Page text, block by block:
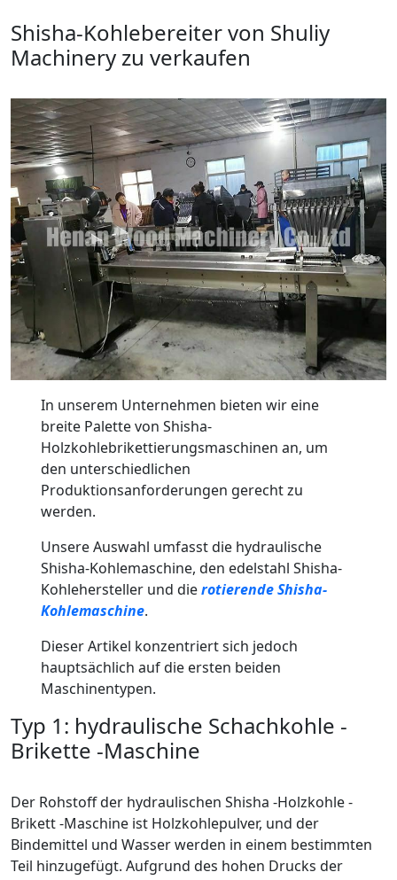
Shisha-Kohlebereiter von Shuliy
Machinery zu verkaufen
In unserem Unternehmen bieten wir eine
breite Palette von Shisha-
Holzkohlebrikettierungsmaschinen an, um
den unterschiedlichen
Produktionsanforderungen gerecht zu
werden.
Unsere Auswahl umfasst die hydraulische
Shisha-Kohlemaschine, den edelstahl Shisha-
Kohlehersteller und dierotierende Shisha-
Kohlemaschine.
Dieser Artikel konzentriert sich jedoch
hauptsächlich auf die ersten beiden
Maschinentypen.
Typ 1: hydraulische Schachkohle -
Brikette -Maschine
Der Rohstoff der hydraulischen Shisha -Holzkohle -
Brikett -Maschine ist Holzkohlepulver, und der
Bindemittel und Wasser werden in einem bestimmten
Teil hinzugefügt. Aufgrund des hohen Drucks der